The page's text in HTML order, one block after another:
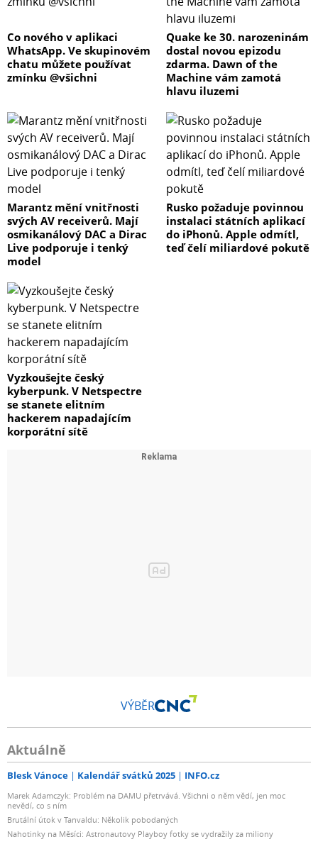
Co nového v aplikaci
WhatsApp. Ve skupinovém
chatu můžete používat
zmínku @všichni
Quake ke 30. narozeninám
dostal novou epizodu
zdarma. Dawn of the
Machine vám zamotá
hlavu iluzemi
Marantz mění vnitřnosti
svých AV receiverů. Mají
osmikanálový DAC a Dirac
Live podporuje i tenký
model
Rusko požaduje povinnou
instalaci státních aplikací
do iPhonů. Apple odmítl,
teď čelí miliardové pokutě
Vyzkoušejte český
kyberpunk. V Netspectre
se stanete elitním
hackerem napadajícím
korporátní sítě
VÝBĚR
Aktuálně
Blesk Vánoce Kalendář svátků 2025 INFO.cz
Marek Adamczyk: Problém na DAMU přetrvává. Všichni o něm vědí, jen moc
nevědí, co s ním
Brutální útok v Tanvaldu: Několik pobodaných
Nahotinky na Měsíci: Astronautovy Playboy fotky se vydražily za miliony